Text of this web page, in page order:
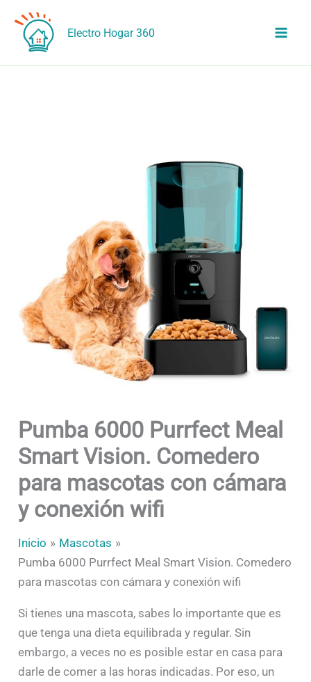
contenido
Electro Hogar 360
Pumba 6000 Purrfect Meal
Smart Vision. Comedero
para mascotas con cámara
y conexión wifi
Inicio
Mascotas
Pumba 6000 Purrfect Meal Smart Vision. Comedero
para mascotas con cámara y conexión wifi
Si tienes una mascota, sabes lo importante que es
que tenga una dieta equilibrada y regular. Sin
embargo, a veces no es posible estar en casa para
darle de comer a las horas indicadas. Por eso, un